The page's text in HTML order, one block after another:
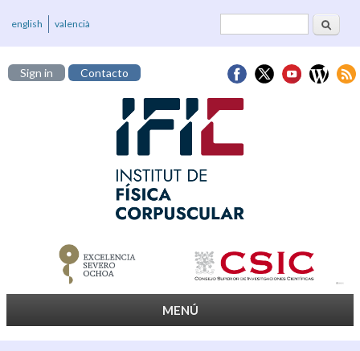
Formulario deBuscar
english valencià
Sign in Contacto
MENÚ